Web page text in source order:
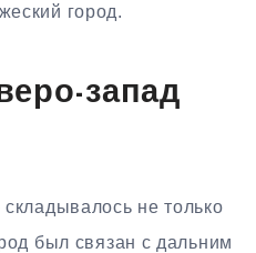
город.
запад
складывалось не только
был связан с дальним